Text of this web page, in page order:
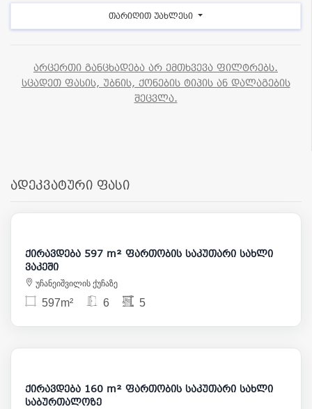
თარიღით უახლესი
არცერთი განცხადება არ ემთხვევა ფილტრებს.
სცადეთ ფასის, უბნის, ქონების ტიპის ან დალაგების
შეცვლა.
ადეკვატური ფასი
7 000
ქირავდება 597 m² ფართობის საკუთარი სახლი
ვაკეში
უჩანეიშვილის ქუჩაზე
597m² 6 5
2 500
ქირავდება 160 m² ფართობის საკუთარი სახლი
საბურთალოზე